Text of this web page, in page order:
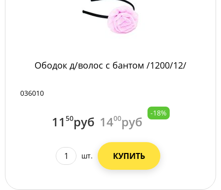
Ободок д/волос с бантом /1200/12/
036010
11 50руб 1400руб
-18%
шт. КУПИТЬ